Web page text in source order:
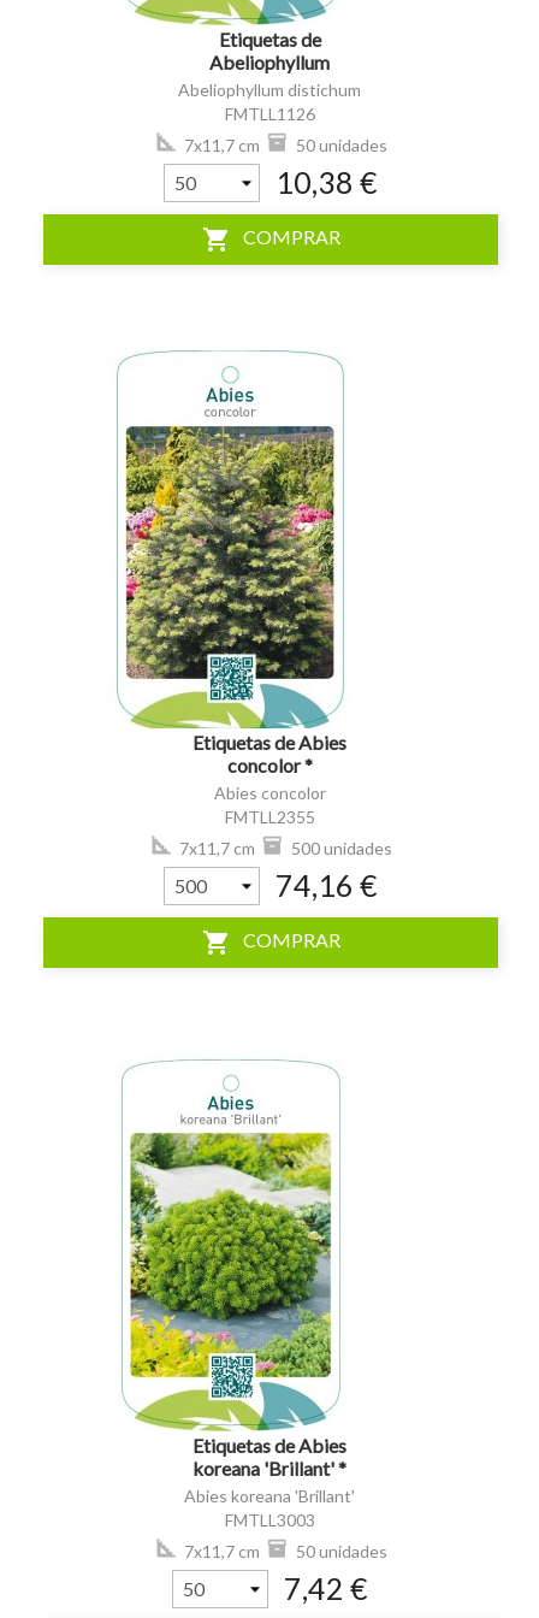
Etiquetas de
Abeliophyllum
distichum *
Abeliophyllum distichum
FMTLL1126
7x11,7 cm
50 unidades
10,38 €
shopping_cart COMPRAR
Etiquetas de Abies
concolor *
Abies concolor
FMTLL2355
7x11,7 cm
500 unidades
74,16 €
shopping_cart COMPRAR
Etiquetas de Abies
koreana 'Brillant' *
Abies koreana 'Brillant'
FMTLL3003
7x11,7 cm
50 unidades
7,42 €